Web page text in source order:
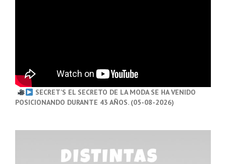
SECRET’S EL SECRETO DE LA MODA SE HA VENIDO
POSICIONANDO DURANTE 43 AÑOS. (05-08-2026)